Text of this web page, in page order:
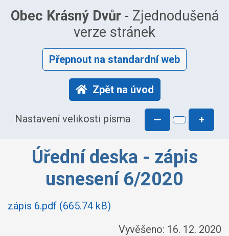
Obec Krásný Dvůr - Zjednodušená
verze stránek
Přepnout na standardní web
Zpět na úvod
Nastavení velikosti písma — +
Úřední deska - zápis
usnesení 6/2020
zápis 6.pdf (665.74 kB)
Vyvěšeno: 16. 12. 2020